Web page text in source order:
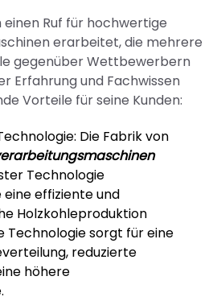
Ruf für hochwertige
erarbeitet, die mehrere
gegenüber Wettbewerbern
Erfahrung und Fachwissen
Vorteile für seine Kunden:
Die Fabrik von
Technologie
effiziente und
Holzkohleproduktion
Technologie sorgt für eine
reduzierte
höhere